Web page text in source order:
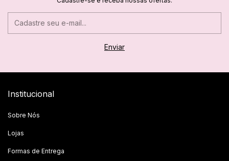
Institucional
Sobre Nós
Lojas
Formas de Entrega